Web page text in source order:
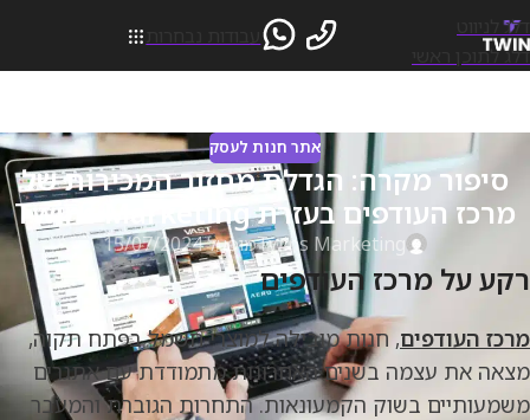
דלג לניווט
דלג לתוכן ראשי
אתר חנות לעסק
סיפור מקרה: הגדלת מחזור המכירות של
מרכז העודפים בעזרת Twins Marketing
Twins Marketingמופעל 15/07/2024
רקע על מרכז העודפים
מרכז העודפים, חנות מובילה למוצרי חשמל בפתח תקוה,
מצאה את עצמה בשנים האחרונות מתמודדת עם אתגרים
משמעותיים בשוק הקמעונאות. התחרות הגוברת והמעבר